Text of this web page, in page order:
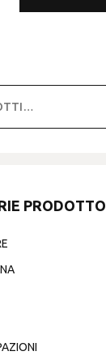
PRODOTTO